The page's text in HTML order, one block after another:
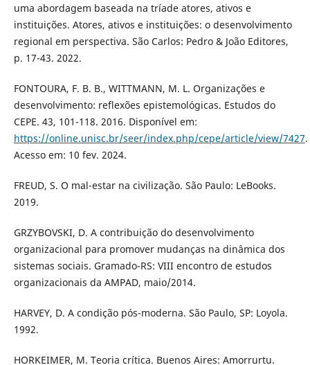
uma abordagem baseada na tríade atores, ativos e
instituições. Atores, ativos e instituições: o desenvolvimento
regional em perspectiva. São Carlos: Pedro & João Editores,
p. 17-43. 2022.
FONTOURA, F. B. B., WITTMANN, M. L. Organizações e
desenvolvimento: reflexões epistemológicas. Estudos do
CEPE. 43, 101-118. 2016. Disponível em:
https://online.unisc.br/seer/index.php/cepe/article/view/7427.
Acesso em: 10 fev. 2024.
FREUD, S. O mal-estar na civilização. São Paulo: LeBooks.
2019.
GRZYBOVSKI, D. A contribuição do desenvolvimento
organizacional para promover mudanças na dinâmica dos
sistemas sociais. Gramado-RS: VIII encontro de estudos
organizacionais da AMPAD, maio/2014.
HARVEY, D. A condição pós-moderna. São Paulo, SP: Loyola.
1992.
HORKEIMER, M. Teoria crítica. Buenos Aires: Amorrurtu.